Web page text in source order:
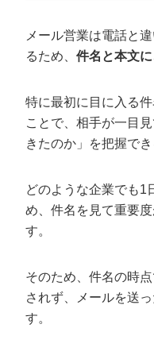
メール営業は電話と
るため、 件名と本文に
特に最初に目に入る
ことで、相手が一目
きたのか」を把握でき
どのような企業でも1
め、件名を見て重要
す。
そのため、件名の時
されず、メールを送
す。